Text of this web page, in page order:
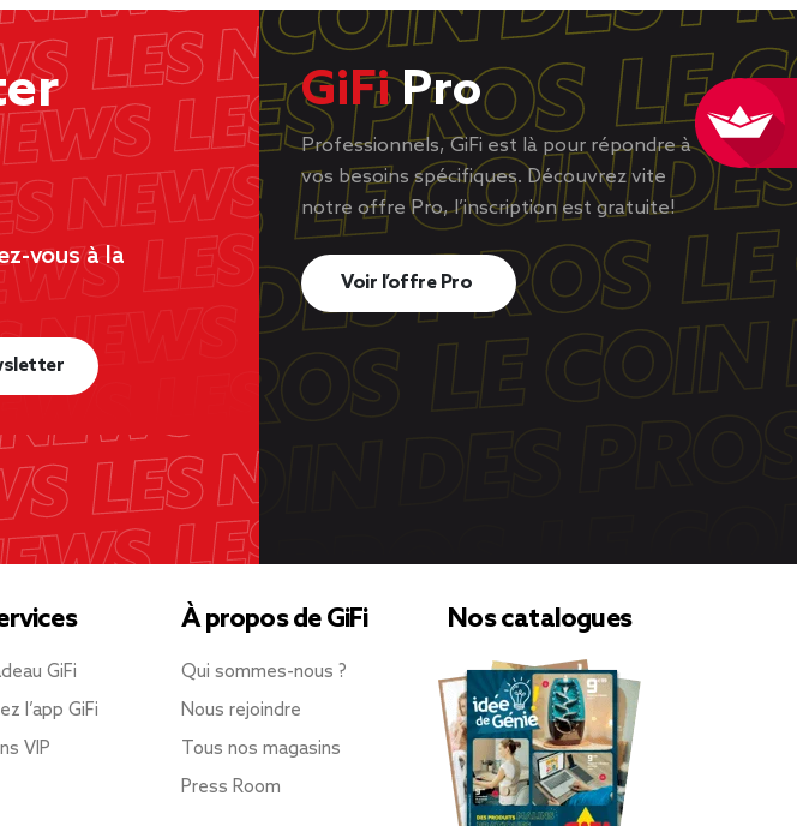
vous à la
GiFiPro
Professionnels, GiFi est là pour répondre à
vos besoins spécifiques. Découvrez vite
notre offre Pro, l’inscription est gratuite!
Voir l’offre Pro
GiFi
l’app GiFi
VIP
À propos de GiFi
Qui sommes-nous ?
Nous rejoindre
Tous nos magasins
Press Room
Nos catalogues